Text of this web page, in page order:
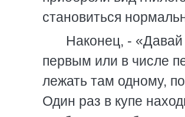
становиться
Наконец, - «Давай
первым или в числе
лежать там одному,
Один раз в купе